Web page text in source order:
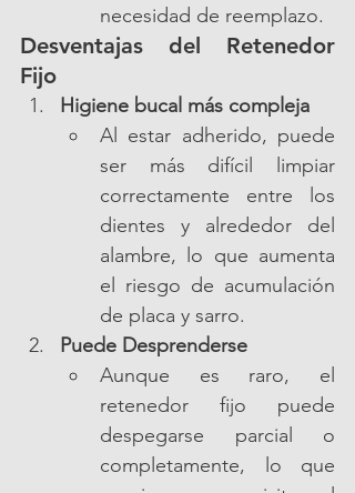
necesidad de reemplazo.
Desventajas del Retenedor
Fijo
Higiene bucal más compleja
Al estar adherido, puede
ser más difícil limpiar
correctamente entre los
dientes y alrededor del
alambre, lo que aumenta
el riesgo de acumulación
de placa y sarro.
Puede Desprenderse
Aunque es raro, el
retenedor fijo puede
despegarse parcial o
completamente, lo que